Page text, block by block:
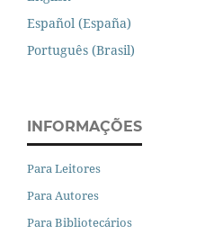
Español (España)
Português (Brasil)
INFORMAÇÕES
Para Leitores
Para Autores
Para Bibliotecários